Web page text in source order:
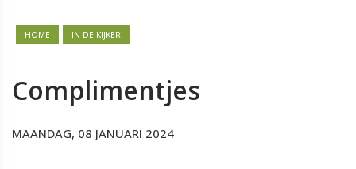
HOME IN-DE-KIJKER
Complimentjes
MAANDAG, 08 JANUARI 2024